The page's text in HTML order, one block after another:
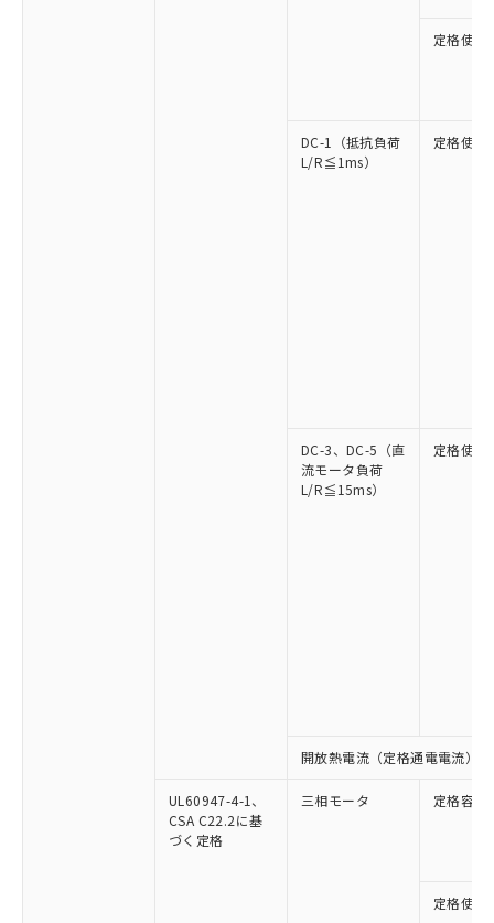
定格使用
DC-1（抵抗負荷
L/R≦1ms）
定格使用
DC-3、DC-5（直
流モータ負荷
L/R≦15ms）
定格使用
開放熱電流（定格通電電流）
UL60947-4-1、
CSA C22.2に基
づく定格
三相モータ 定格容量
定格使用